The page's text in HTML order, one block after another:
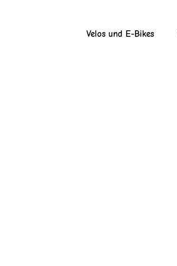
Velos und E-Bikes